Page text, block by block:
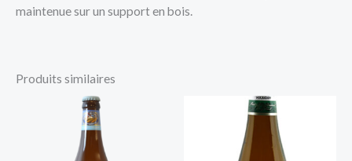
maintenue sur un support en bois.
Produits similaires